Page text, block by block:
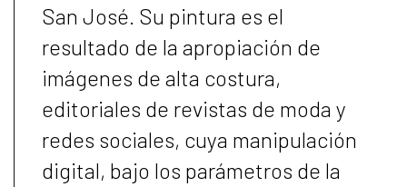
San José. Su pintura es el
resultado de la apropiación de
imágenes de alta costura,
editoriales de revistas de moda y
redes sociales, cuya manipulación
digital, bajo los parámetros de la